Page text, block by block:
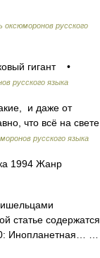
оксюморонов русского
гигант •
русского языка
и даже от
что всё на свете
русского языка
1994 Жанр
статье содержатся
Инопланетная… …